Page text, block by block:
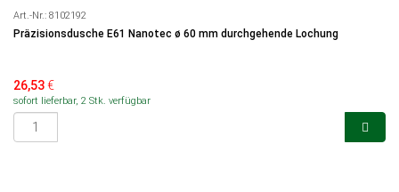
Art.-Nr.: 8102192
Präzisionsdusche E61 Nanotec ø 60 mm durchgehende Lochung
26,53€
sofort lieferbar, 2 Stk. verfügbar